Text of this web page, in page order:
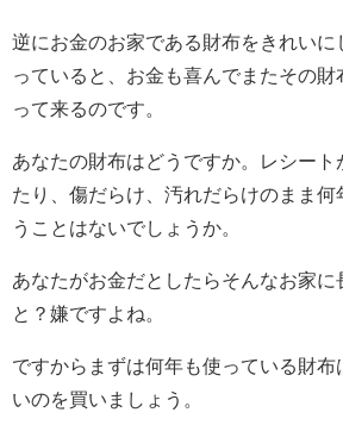
逆にお金のお家である財布をきれいに
っていると、お金も喜んでまたその財
って来るのです。
あなたの財布はどうですか。レシート
たり、傷だらけ、汚れだらけのまま何
うことはないでしょうか。
あなたがお金だとしたらそんなお家に
と？嫌ですよね。
ですからまずは何年も使っている財布
いのを買いましょう。